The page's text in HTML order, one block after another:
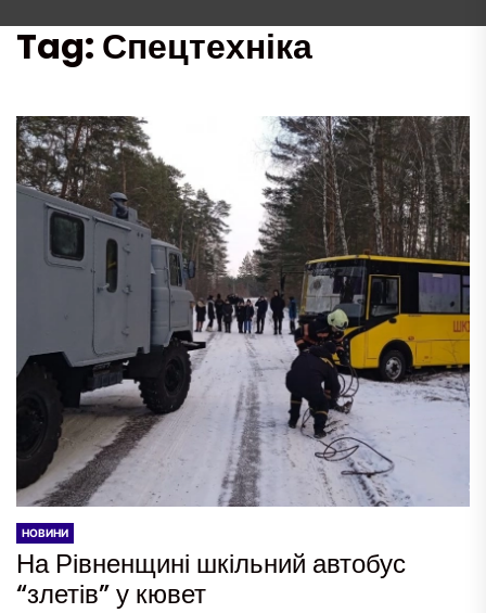
Tag: Спецтехніка
НОВИНИ
На Рівненщині шкільний автобус
“злетів” у кювет